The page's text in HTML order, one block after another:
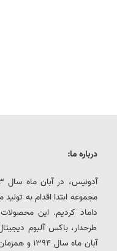
درباره ما:
مجموعه ابتدا اقدام به
داماد کردیم. این
طرحدار، باکس آلبوم
آبان ماه